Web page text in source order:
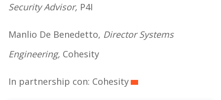
Security Advisor, P4I
Manlio De Benedetto, Director Systems
Engineering, Cohesity
In partnership con: Cohesity